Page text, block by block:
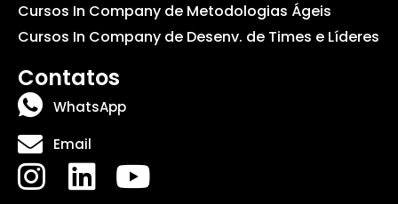
Cursos In Company de Metodologias Ágeis
Cursos In Company de Desenv. de Times e Líderes
Contatos
WhatsApp
Email